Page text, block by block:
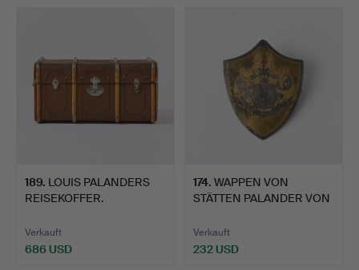
189. LOUIS PALANDERS
REISEKOFFER.
Verkauft
686 USD
174. WAPPEN VON
STÄTTEN PALANDER VON
Verkauft
232 USD